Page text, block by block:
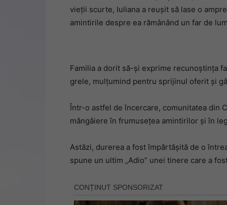
vieții scurte, Iuliana a reușit să lase o
amintirile despre ea rămânând un far de
Familia a dorit să-și exprime recunoștința
grele, mulțumind pentru sprijinul oferit și
Într-o astfel de încercare, comunitatea din
mângâiere în frumusețea amintirilor și în
Astăzi, durerea a fost împărtășită de o
spune un ultim „Adio” unei tinere care a